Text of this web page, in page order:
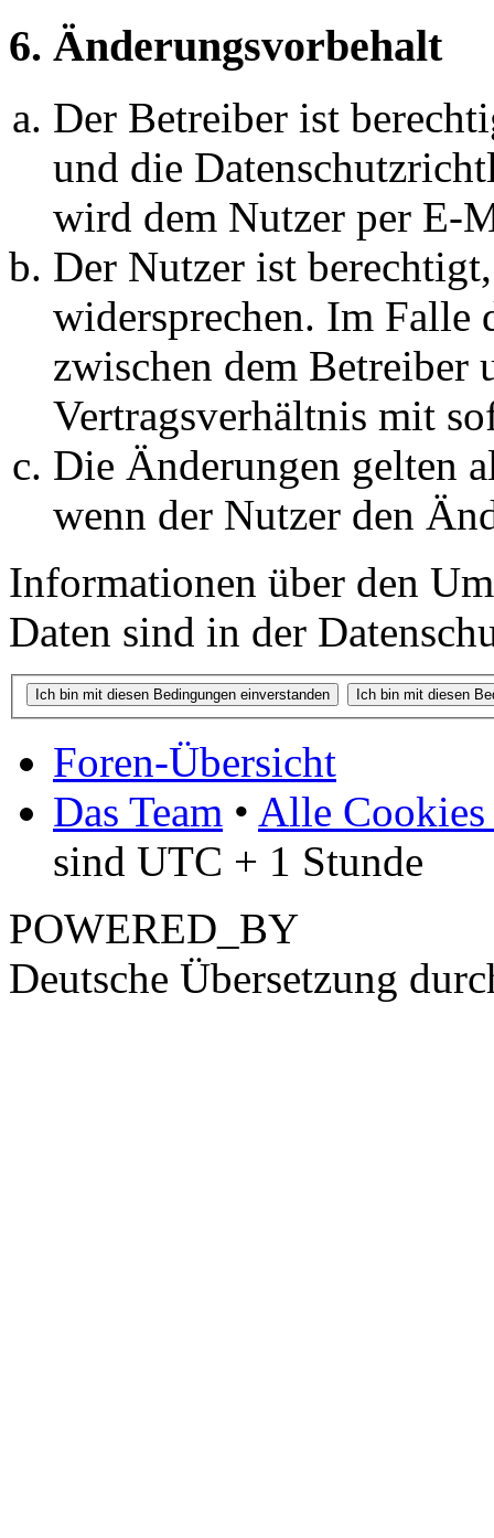
6. Änderungsvorbehalt
Der Betreiber ist
und die
wird dem Nutzer per E-
Der Nutzer ist
widersprechen. Im Falle
zwischen dem Betreiber
Vertragsverhältnis mit
Die Änderungen gelten
wenn der Nutzer den
Informationen über den
Daten sind in der
Foren-Übersicht
Das Team • Alle Cookies
sind UTC + 1 Stunde
POWERED_BY
Deutsche Übersetzung